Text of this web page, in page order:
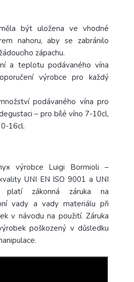
být uložena ve vhodné
nahoru, aby se zabránilo
zápachu.
a teplotu podávaného vína
výrobce pro každý
podávaného vína pro
– pro bílé víno 7-10cl,
16cl.
výrobce Luigi Bormioli –
UNI EN ISO 9001 a UNI
zákonná záruka na
vady a vady materiálu při
v návodu na použití. Záruka
poškozený v důsledku